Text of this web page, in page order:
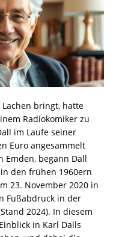
bringt, hatte
Radiokomiker zu
im Laufe seiner
Euro angesammelt
Emden, begann Dall
den frühen 1960ern
23. November 2020 in
Fußabdruck in der
2024). In diesem
in Karl Dalls